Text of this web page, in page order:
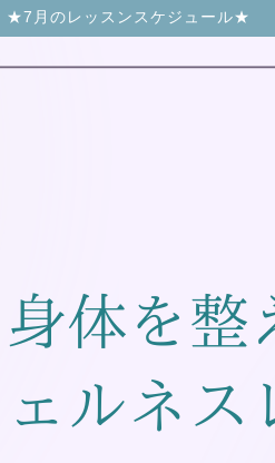
★7月のレッスンスケジュール★